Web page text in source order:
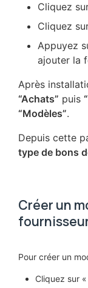
Cliquez
Cliquez
Appuyez
ajouter la
Après
“Achats” puis
“Modèles”.
Depuis cette
type de bons
Créer un
Pour créer un
Cliquez sur «